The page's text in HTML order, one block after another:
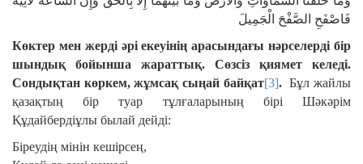
فَاصْفَحِ الصَّفْحَ الْجَمِيلَ
Көктер мен жерді әрі екеуінің арасындағы нәрселерді бір
шындық бойынша жараттық. Сөзсіз қиямет келеді.
Сондықтан көркем, жұмсақ сыңай байқат[3]. Бұл жайлы
қазақтың бір туар тұлғаларының бірі Шәкәрім
Құдайбердіұлы былай дейді:
Біреудің мінін кешірсең,